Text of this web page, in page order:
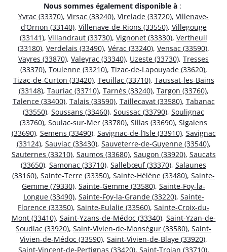
Nous sommes également disponible à :
Yvrac (33370), Virsac (33240), Virelade (33720), Villenave-
d’Ornon (33140), Villenave-de-Rions (33550), Villegouge
(33141), Villandraut (33730), Vignonet (33330), Vertheuil
(33180), Verdelais (33490), Vérac (33240), Vensac (33590),
Vayres (33870), Valeyrac (33340), Uzeste (33730), Tresses
(33370), Toulenne (33210), Tizac-de-Lapouyade (33620),
Tizac-de-Curton (33420), Teuillac (33710), Taussat-les-Bains
(33148), Tauriac (33710), Tarnès (33240), Targon (33760),
Talence (33400), Talais (33590), Taillecavat (33580), Tabanac
(33550), Soussans (33460), Soussac (33790), Soulignac
(33760), Soulac-sur-Mer (33780), Sillas (33690), Sigalens
(33690), Semens (33490), Savignac-de-l’Isle (33910), Savignac
(33124), Sauviac (33430), Sauveterre-de-Guyenne (33540),
Sauternes (33210), Saumos (33680), Saugon (33920), Saucats
(33650), Samonac (33710), Sallebœuf (33370), Salaunes
(33160), Sainte-Terre (33350), Sainte-Hélène (33480), Sainte-
Gemme (79330), Sainte-Gemme (33580), Sainte-Foy-la-
Longue (33490), Sainte-Foy-la-Grande (33220), Sainte-
Florence (33350), Sainte-Eulalie (33560), Sainte-Croix-du-
Mont (33410), Saint-Yzans-de-Médoc (33340), Saint-Yzan-de-
Soudiac (33920), Saint-Vivien-de-Monségur (33580), Saint-
Vivien-de-Médoc (33590), Saint-Vivien-de-Blaye (33920),
Saint-Vincent-de-Pertignas (33420), Saint-Trojan (33710),